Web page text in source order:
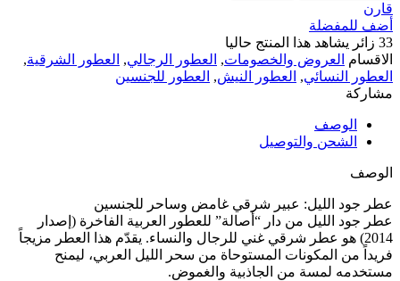
قارن
أضف للمفضلة
33 زائر يشاهد هذا المنتج حاليا
الاقسام العروض والخصومات, العطور الرجالي, العطور الشرقية,
العطور النسائي, العطور النيش, العطور للجنسين
مشاركة
الوصف
الشحن والتوصيل
الوصف
عطر جود الليل: عبير شرقي غامض وساحر للجنسين
عطر جود الليل من دار “أصالة” للعطور العربية الفاخرة (إصدار
2014) هو عطر شرقي غني للرجال والنساء. يقدّم هذا العطر مزيجاً
فريداً من المكونات المستوحاة من سحر الليل العربي، ليمنح
مستخدمه لمسة من الجاذبية والغموض.